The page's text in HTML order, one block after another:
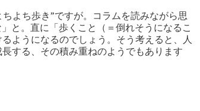
よち歩き”ですが。コラムを読みながら思
と。直に「歩くこと（＝倒れそうになるこ
ようになるのでしょう。そう考えると、人
する、その積み重ねのようでもあります